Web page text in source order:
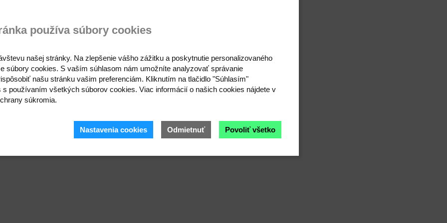
používa súbory cookies
našej stránky. Na zlepšenie vášho zážitku a poskytnutie personalizovaného
súbory cookies. S vaším súhlasom nám umožníte analyzovať správanie
našu stránku vašim preferenciám. Kliknutím na tlačidlo "Súhlasím"
s používaním všetkých súborov cookies. Viac informácií o našich cookies nájdete v
súkromia.
Nastavenia cookies Odmietnuť Povoliť všetko